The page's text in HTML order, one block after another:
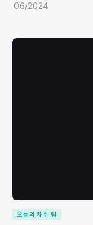
06/2024
오늘의 차주 팁